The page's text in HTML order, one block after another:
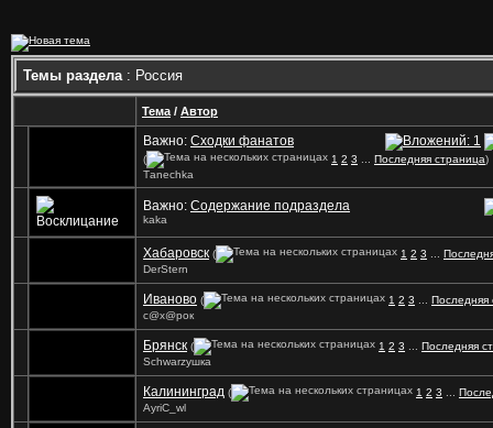
Темы раздела: Россия
Тема / Автор
Важно: Сходки фанатов
( 1 2 3 Последняя страница)
Tаnechka
Важно: Содержание подраздела
kaka
Хабаровск ( 1 2 3
DerStern
Иваново ( 1 2 3
Последняя
с@х@рок
Брянск ( 1 2 3
Последняя
Schwarzушка
Калининград ( 1 2 3
AyriC_wl